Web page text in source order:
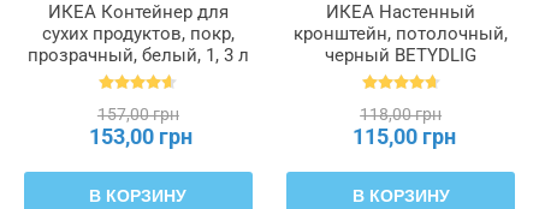
ИКЕА Контейнер для
сухих продуктов, покр,
прозрачный, белый, 1, 3 л
IKEA 365+, 800.667.23
157,00 грн
153,00 грн
В КОРЗИНУ
ИКЕА Настенный
кронштейн, потолочный,
черный BETYDLIG
БЕТИДЛИГ, 602.172.28
118,00 грн
115,00 грн
В КОРЗИНУ